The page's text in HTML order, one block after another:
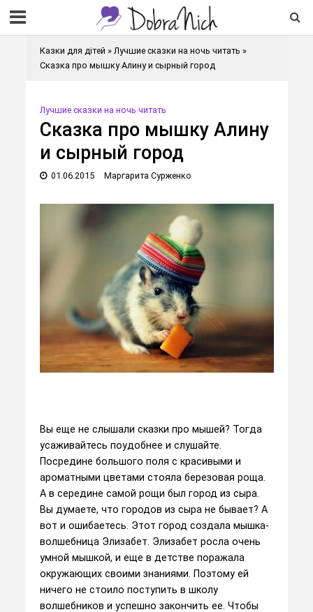
Казки для дітей » Лучшие сказки на ночь читать »
Сказка про мышку Алину и сырный город
Лучшие сказки на ночь читать
Сказка про мышку Алину
и сырный город
01.06.2015 Маргарита Сурженко
Вы еще не слышали сказки про мышей? Тогда
усаживайтесь поудобнее и слушайте.
Посредине большого поля с красивыми и
ароматными цветами стояла березовая роща.
А в середине самой рощи был город из сыра.
Вы думаете, что городов из сыра не бывает? А
вот и ошибаетесь. Этот город создала мышка-
волшебница Элизабет. Элизабет росла очень
умной мышкой, и еще в детстве поражала
окружающих своими знаниями. Поэтому ей
ничего не стоило поступить в школу
волшебников и успешно закончить ее. Чтобы